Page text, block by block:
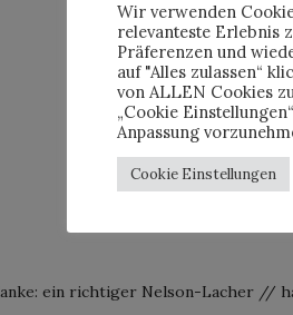
ein richtiger Nelson-Lacher //
Wir verwenden
relevanteste Erlebnis
Präferenzen und
auf "Alles zulassen“
von ALLEN Cookies
„Cookie
Anpassung
Cookie Einstellungen